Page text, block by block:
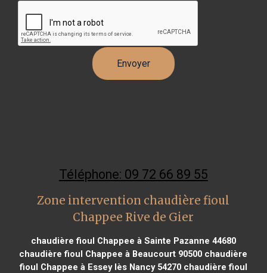
Téléphone: 09 72 66 89 55
Zone intervention chaudière fioul
Chappee Rive de Gier
chaudière fioul Chappee à Sainte Pazanne 44680
chaudière fioul Chappee à Beaucourt 90500 chaudière
fioul Chappee à Essey lès Nancy 54270chaudière fioul